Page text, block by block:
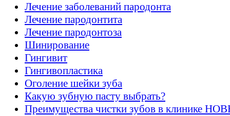
Лечение заболеваний пародонта
Лечение пародонтита
Лечение пародонтоза
Шинирование
Гингивит
Гингивопластика
Оголение шейки зуба
Какую зубную пасту выбрать?
Преимущества чистки зубов в клинике